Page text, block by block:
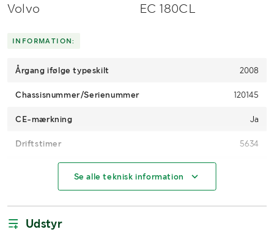
Volvo EC 180CL
INFORMATION:
Årgang ifølge typeskilt 2008
Chassisnummer/Serienummer 120145
CE-mærkning Ja
Driftstimer 5634
Gearkasse Hydrostatisk
Se alle teknisk information
Udstyr